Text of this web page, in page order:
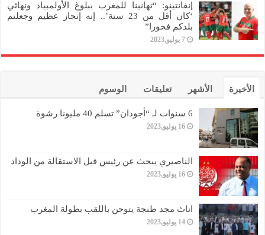
إنفانتينو: “تهانينا للمغرب ببلوغ الأولمبياد ونهائي
‘كان أقل من 23 سنة’.. إنه إنجاز عظيم وجعلتم
بلدكم فخورا”
7 يوليو,2023
الأخيرة الأشهر تعليقات الوسوم
6 سنوات لـ “أجودان” تسلم 40 مليونا رشوة
16 يوليو,2023
الناصيري يبحث عن رئيس قبل الاستقالة من الوداد
16 يوليو,2023
اناث مجد طنجة يتوجن باللقب بطولة المغرب
14 يوليو,2023